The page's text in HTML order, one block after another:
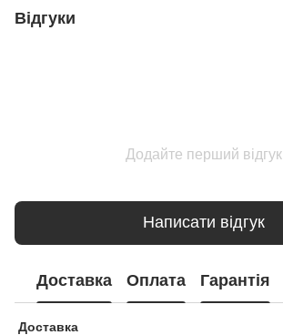
Відгуки
Додайте перший відгук
Написати відгук
Доставка Оплата Гарантія
Доставка